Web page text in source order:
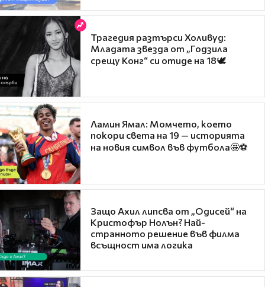
Трагедия разтърси Холивуд:
Младата звезда от „Годзила
срещу Конг“ си отиде на 18🕊️
Ламин Ямал: Момчето, което
покори света на 19 — историята
на новия символ във футбола🤩⚽
Защо Ахил липсва от „Одисей“ на
Кристофър Нолън? Най-
странното решение във филма
всъщност има логика